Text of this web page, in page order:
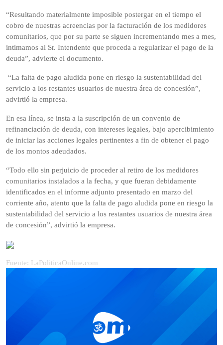
“Resultando materialmente imposible postergar en el tiempo el
cobro de nuestras acreencias por la facturación de los medidores
comunitarios, que por su parte se siguen incrementando mes a mes,
intimamos al Sr. Intendente que proceda a regularizar el pago de la
deuda”, advierte el documento.
“La falta de pago aludida pone en riesgo la sustentabilidad del
servicio a los restantes usuarios de nuestra área de concesión”,
advirtió la empresa.
En esa línea, se insta a la suscripción de un convenio de
refinanciación de deuda, con intereses legales, bajo apercibimiento
de iniciar las acciones legales pertinentes a fin de obtener el pago
de los montos adeudados.
“Todo ello sin perjuicio de proceder al retiro de los medidores
comunitarios instalados a la fecha, y que fueran debidamente
identificados en el informe adjunto presentado en marzo del
corriente año, atento que la falta de pago aludida pone en riesgo la
sustentabilidad del servicio a los restantes usuarios de nuestra área
de concesión”, advirtió la empresa.
Fuente: LaPoliticaOnline.com